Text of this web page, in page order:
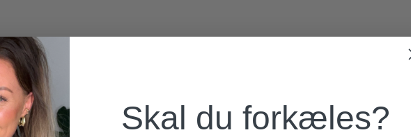
Skal du forkæles?